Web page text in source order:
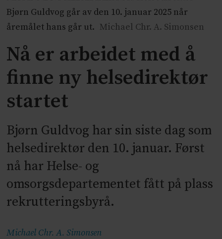
Bjørn Guldvog går av den 10. januar 2025 når
åremålet hans går ut. Michael Chr. A. Simonsen
Nå er arbeidet med å
finne ny helsedirektør
startet
Bjørn Guldvog har sin siste dag som
helsedirektør den 10. januar. Først
nå har Helse- og
omsorgsdepartementet fått på plass
rekrutteringsbyrå.
Michael Chr. A. Simonsen